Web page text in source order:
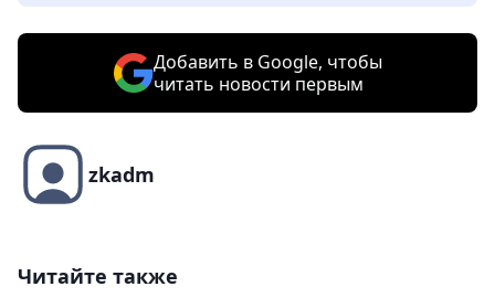
Добавить в Google, чтобы
читать новости первым
zkadm
Читайте также